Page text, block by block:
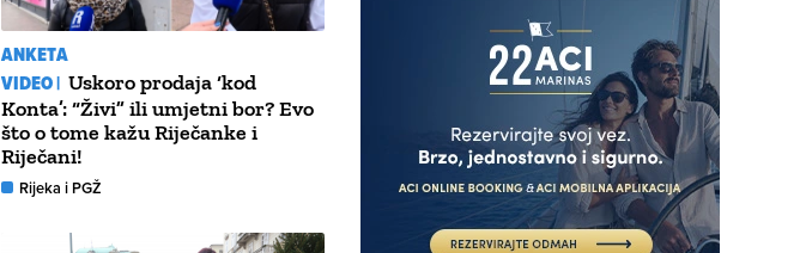
ANKETA
VIDEO | Uskoro prodaja ‘kod
Konta’: “Živi” ili umjetni bor? Evo
što o tome kažu Riječanke i
Riječani!
Rijeka i PGŽ